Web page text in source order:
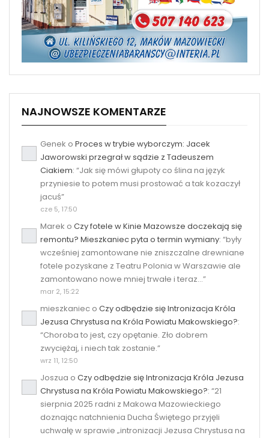
NAJNOWSZE KOMENTARZE
Genek o Proces w trybie wyborczym: Jacek
Jaworowski przegrał w sądzie z Tadeuszem
Ciakiem: “Jak się mówi głupoty co ślina na język
przyniesie to potem musi prostować a tak kozaczył
jacuś”
cze 5, 17:50
Marek o Czy fotele w Kinie Mazowsze doczekają się
remontu? Mieszkaniec pyta o termin wymiany: “były
wcześniej zamontowane nie zniszczalne drewniane
fotele pozyskane z Teatru Polonia w Warszawie ale
zamontowano nowe mniej trwałe i teraz…”
mar 2, 15:22
mieszkaniec o Czy odbędzie się Intronizacja Króla
Jezusa Chrystusa na Króla Powiatu Makowskiego?:
“Choroba to jest, czy opętanie. Zło dobrem
zwyciężaj, i niech tak zostanie.”
wrz 11, 12:50
Joszua o Czy odbędzie się Intronizacja Króla Jezusa
Chrystusa na Króla Powiatu Makowskiego?: “21
sierpnia 2025 radni z Makowa Mazowieckiego
doznając natchnienia Ducha Świętego przyjęli
uchwałę w sprawie „intronizacji Jezusa Chrystusa na